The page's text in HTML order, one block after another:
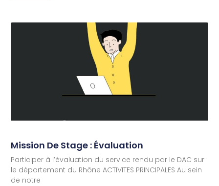
Mission De Stage : Évaluation
Participer à l’évaluation du service rendu par le DAC sur
le département du Rhône ACTIVITES PRINCIPALES Au sein
de notre